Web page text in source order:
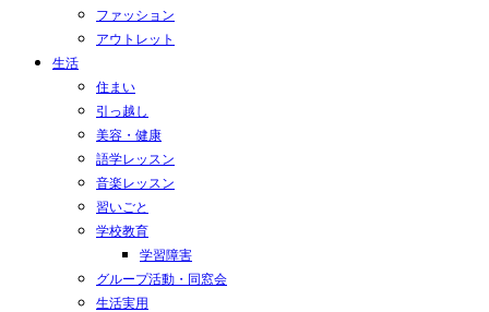
ファッション
アウトレット
生活
住まい
引っ越し
美容・健康
語学レッスン
音楽レッスン
習いごと
学校教育
学習障害
グループ活動・同窓会
生活実用